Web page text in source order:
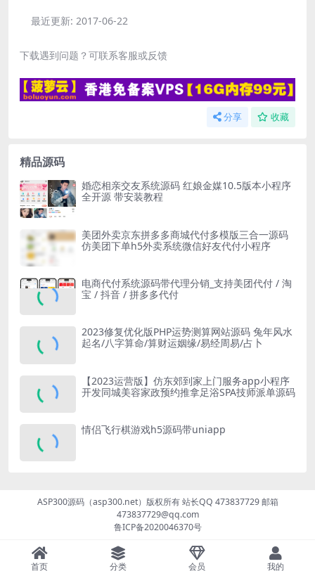
最近更新: 2017-06-22
下载遇到问题？可联系客服或反馈
分享 收藏
精品源码
婚恋相亲交友系统源码 红娘金媒10.5版本小程序
全开源 带安装教程
美团外卖京东拼多多商城代付多模版三合一源码
仿美团下单h5外卖系统微信好友代付小程序
电商代付系统源码带代理分销_支持美团代付 / 淘
宝 / 抖音 / 拼多多代付
2023修复优化版PHP运势测算网站源码 兔年风水
起名/八字算命/算财运姻缘/易经周易/占卜
【2023运营版】仿东郊到家上门服务app小程序
开发同城美容家政预约推拿足浴SPA技师派单源码
情侣飞行棋游戏h5源码带uniapp
ASP300源码（asp300.net）版权所有 站长QQ 473837729 邮箱
473837729@qq.com
鲁ICP备2020046370号
首页 分类 会员 我的